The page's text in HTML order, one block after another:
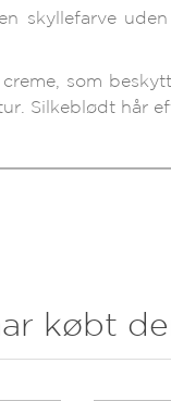
skyllefarve
som
Silkeblødt hår
købt